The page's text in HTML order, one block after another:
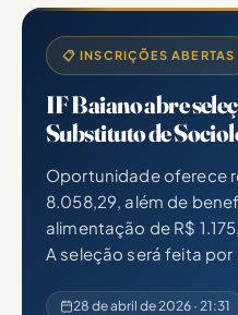
📋 INSCRIÇÕES ABERTAS
IF Baiano abre
Substituto de
Oportunidade oferece
8.058,29, além de
alimentação de R$
A seleção será feita por
28 de abril de 2026 · 21:31